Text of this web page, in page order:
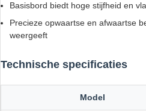
Basisbord biedt hoge stijfheid en
Precieze opwaartse en afwaartse
weergeeft
Technische specificaties
Model